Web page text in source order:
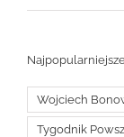
Wojciech
Tygodnik